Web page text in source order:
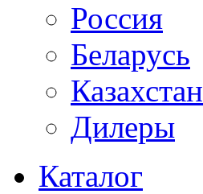
Россия
Беларусь
Казахстан
Дилеры
Каталог